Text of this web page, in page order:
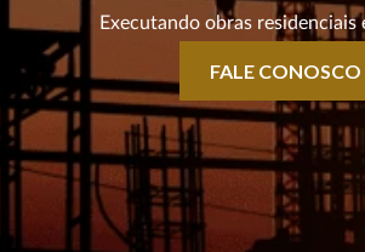
Executando obras residenciais
FALE CONOSCO